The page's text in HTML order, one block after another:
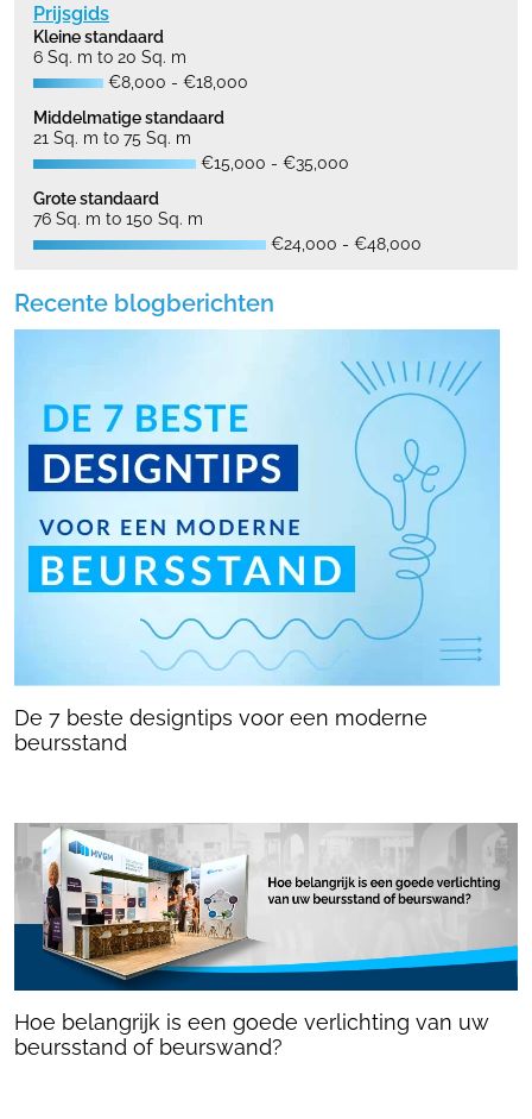
Prijsgids
Kleine standaard
6 Sq. m to 20 Sq. m
€8,000 - €18,000
Middelmatige standaard
21 Sq. m to 75 Sq. m
€15,000 - €35,000
Grote standaard
76 Sq. m to 150 Sq. m
€24,000 - €48,000
Recente blogberichten
De 7 beste designtips voor een moderne
beursstand
Hoe belangrijk is een goede verlichting van uw
beursstand of beurswand?